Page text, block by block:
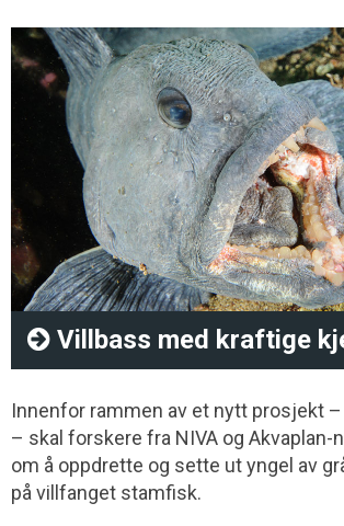
Villbass med kraftige
Innenfor rammen av et nytt prosjekt
– skal forskere fra NIVA og Akvaplan-
om å oppdrette og sette ut yngel av
på villfanget stamfisk.